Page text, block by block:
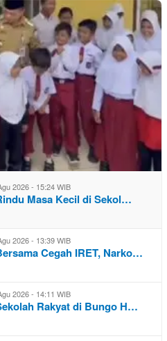
2026 - 15:24 WIB
Masa Kecil di Sekol…
2026 - 13:39 WIB
Cegah IRET, Narko…
2026 - 14:11 WIB
Rakyat di Bungo H…